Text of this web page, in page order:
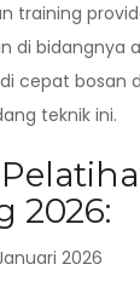
training
di bidangnya
cepat bosan
teknik ini.
2026:
2026